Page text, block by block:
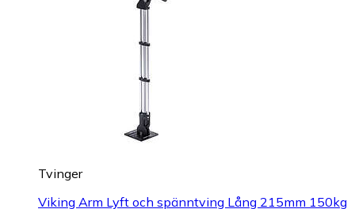
Tvinger
Viking Arm Lyft och spänntving Lång 215mm 150kg